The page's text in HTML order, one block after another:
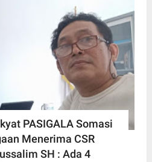
PASIGALA Somasi
Menerima CSR
SH : Ada 4